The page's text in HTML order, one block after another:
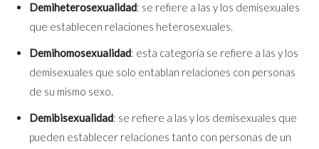
Demiheterosexualidad: se refiere a las y los demisexuales
que establecen relaciones heterosexuales.
Demihomosexualidad: esta categoría se refiere a las y los
demisexuales que solo entablan relaciones con personas
de su mismo sexo.
Demibisexualidad: se refiere a las y los demisexuales que
pueden establecer relaciones tanto con personas de un